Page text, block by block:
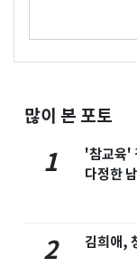
많이 본 포토
1
'참교육'
다정한
2 김희애,